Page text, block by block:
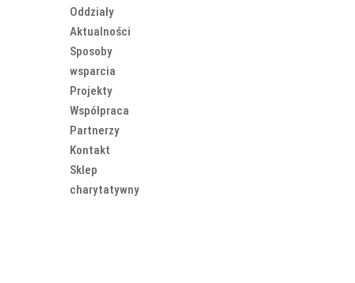
Oddziały
Aktualności
Sposoby
wsparcia
Projekty
Współpraca
Partnerzy
Kontakt
Sklep
charytatywny